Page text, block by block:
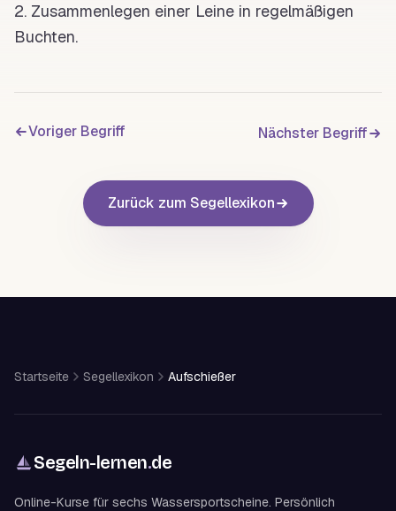
2. Zusammenlegen einer Leine in regelmäßigen
Buchten.
Voriger Begriff Nächster Begriff
Zurück zum Segellexikon
Startseite Segellexikon Aufschießer
Segeln-lernen.de
Online-Kurse für sechs Wassersportscheine. Persönlich